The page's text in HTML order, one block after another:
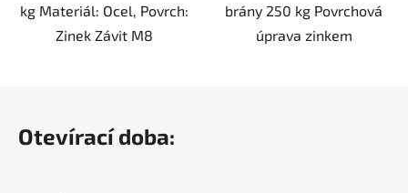
kg Materiál: Ocel, Povrch:
Zinek Závit M8
brány 250 kg Povrchová
úprava zinkem
Otevírací doba: